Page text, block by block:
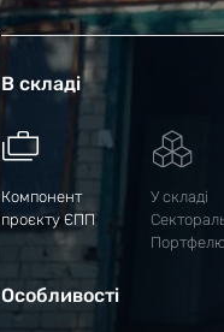
В складі
Компонент
проєкту ЄПП
У складі
Портфелю
Особливості